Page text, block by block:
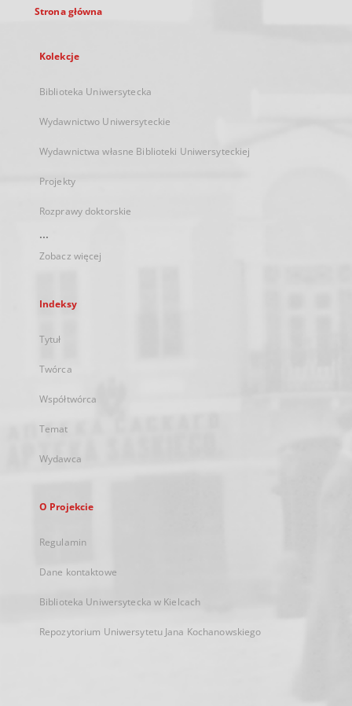
Strona główna
Kolekcje
Biblioteka Uniwersytecka
Wydawnictwo Uniwersyteckie
Wydawnictwa własne Biblioteki Uniwersyteckiej
Projekty
Rozprawy doktorskie
...
Zobacz więcej
Indeksy
Tytuł
Twórca
Współtwórca
Temat
Wydawca
O Projekcie
Regulamin
Dane kontaktowe
Biblioteka Uniwersytecka w Kielcach
Repozytorium Uniwersytetu Jana Kochanowskiego